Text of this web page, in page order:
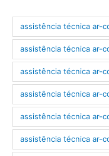
assistência técnica ar-
assistência técnica ar-
assistência técnica ar-
assistência técnica ar-
assistência técnica ar-
assistência técnica ar-